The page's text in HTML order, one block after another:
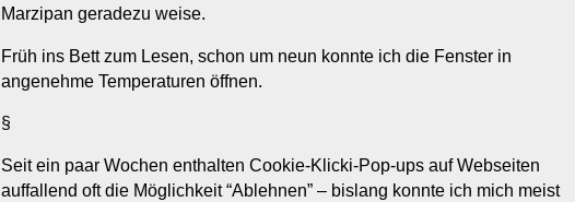
Marzipan geradezu weise.
Früh ins Bett zum Lesen, schon um neun konnte ich die Fenster in
angenehme Temperaturen öffnen.
§
Seit ein paar Wochen enthalten Cookie-Klicki-Pop-ups auf Webseiten
auffallend oft die Möglichkeit “Ablehnen” – bislang konnte ich mich meist